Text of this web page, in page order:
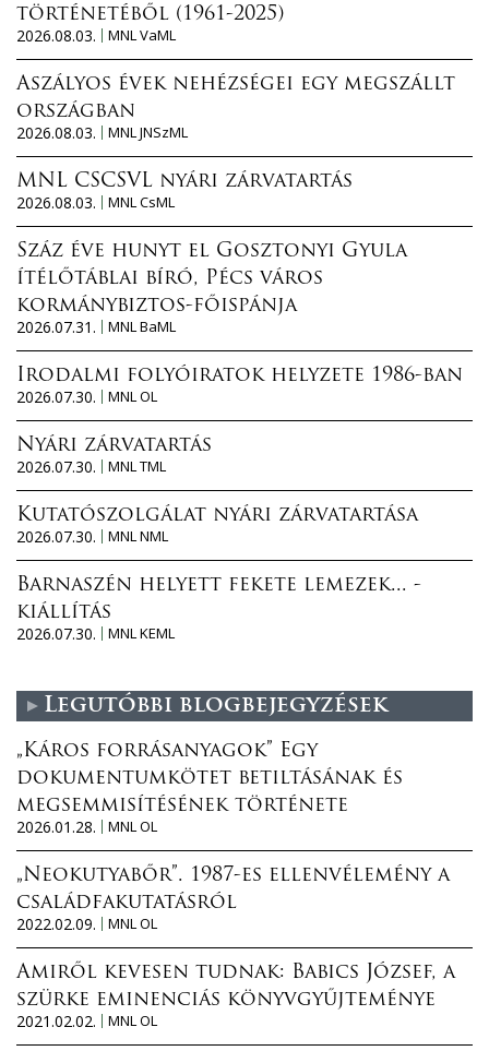
történetéből (1961-2025)
2026.08.03.
MNL VaML
Aszályos évek nehézségei egy megszállt
országban
2026.08.03.
MNL JNSzML
MNL CSCSVL nyári zárvatartás
2026.08.03.
MNL CsML
Száz éve hunyt el Gosztonyi Gyula
ítélőtáblai bíró, Pécs város
kormánybiztos-főispánja
2026.07.31.
MNL BaML
Irodalmi folyóiratok helyzete 1986-ban
2026.07.30.
MNL OL
Nyári zárvatartás
2026.07.30.
MNL TML
Kutatószolgálat nyári zárvatartása
2026.07.30.
MNL NML
Barnaszén helyett fekete lemezek... -
kiállítás
2026.07.30.
MNL KEML
Legutóbbi blogbejegyzések
„Káros forrásanyagok” Egy
dokumentumkötet betiltásának és
megsemmisítésének története
2026.01.28.
MNL OL
„Neokutyabőr”. 1987-es ellenvélemény a
családfakutatásról
2022.02.09.
MNL OL
Amiről kevesen tudnak: Babics József, a
szürke eminenciás könyvgyűjteménye
2021.02.02.
MNL OL